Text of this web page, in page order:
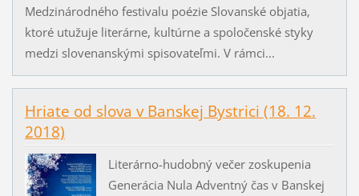
Medzinárodného festivalu poézie Slovanské objatia,
ktoré utužuje literárne, kultúrne a spoločenské styky
medzi slovenanskými spisovateľmi. V rámci...
Hriate od slova v Banskej Bystrici (18. 12.
2018)
Literárno-hudobný večer zoskupenia
Generácia Nula Adventný čas v Banskej